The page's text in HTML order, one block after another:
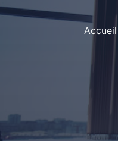
Accueil